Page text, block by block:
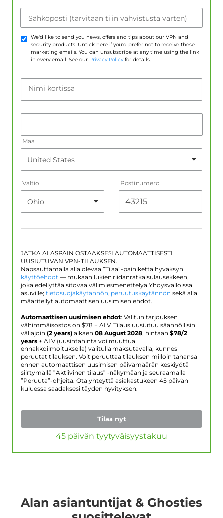
Sähköposti (tarvitaan tilin vahvistusta varten)
We'd like to send you news, offers and tips about our VPN and
security products. Untick here if you'd prefer not to receive these
marketing emails. You can unsubscribe at any time using the link
in every email. See our Privacy Policy for details.
Nimi kortissa
Maa
Valtio Postinumero
JATKA ALASPÄIN OSTAAKSESI AUTOMAATTISESTI
UUSIUTUVAN VPN-TILAUKSEN.
Napsauttamalla alla olevaa ”Tilaa”-painiketta hyväksyn
käyttöehdot — mukaan lukien riidanratkaisulausekkeen,
joka edellyttää sitovaa välimiesmenettelyä Yhdysvalloissa
asuville; tietosuojakäytännön, peruutuskäytännön sekä alla
määritellyt automaattisen uusimisen ehdot.
Automaattisen uusimisen ehdot: Valitun tarjouksen
vähimmäisostos on $78 + ALV. Tilaus uusiutuu säännöllisin
väliajoin (2 years) alkaen 08 August 2028, hintaan $78/2
years + ALV (uusintahinta voi muuttua
ennakkoilmoituksella) valitulla maksutavalla, kunnes
peruutat tilauksen. Voit peruuttaa tilauksen milloin tahansa
ennen automaattisen uusimisen päivämäärän keskiyötä
siirtymällä ”Aktiivinen tilaus” -näkymään ja seuraamalla
”Peruuta”-ohjeita. Ota yhteyttä asiakastukeen 45 päivän
kuluessa saadaksesi täyden hyvityksen.
Tilaa nyt
45 päivän tyytyväisyystakuu
Alan asiantuntijat & Ghosties